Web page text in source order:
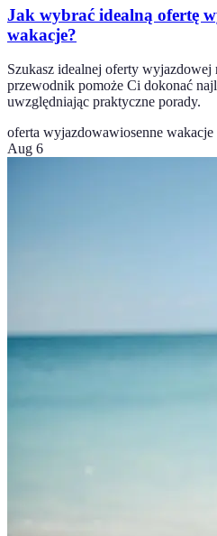
Jak wybrać idealną ofertę
wakacje?
Szukasz idealnej oferty wyjazdowej
przewodnik pomoże Ci dokonać
uwzględniając praktyczne porady.
oferta wyjazdowawiosenne wakacje
Aug 6